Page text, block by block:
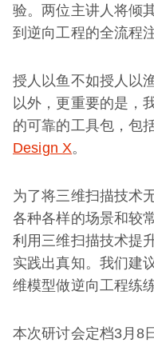
验。两位主讲人将倾
到逆向工程的全流程
授人以鱼不如授人以
以外，更重要的是，
的可靠的工具包，包
Design X。
为了将三维扫描技术
各种各样的场景和较
利用三维扫描技术提
实践出真知。我们建
维模型做逆向工程练
本次研讨会定档3月8